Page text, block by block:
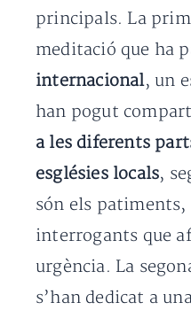
principals. La
meditació que ha
internacional, un
han pogut
a les diferents
esglésies locals,
són els patiments,
interrogants que
urgència. La
s’han dedicat a